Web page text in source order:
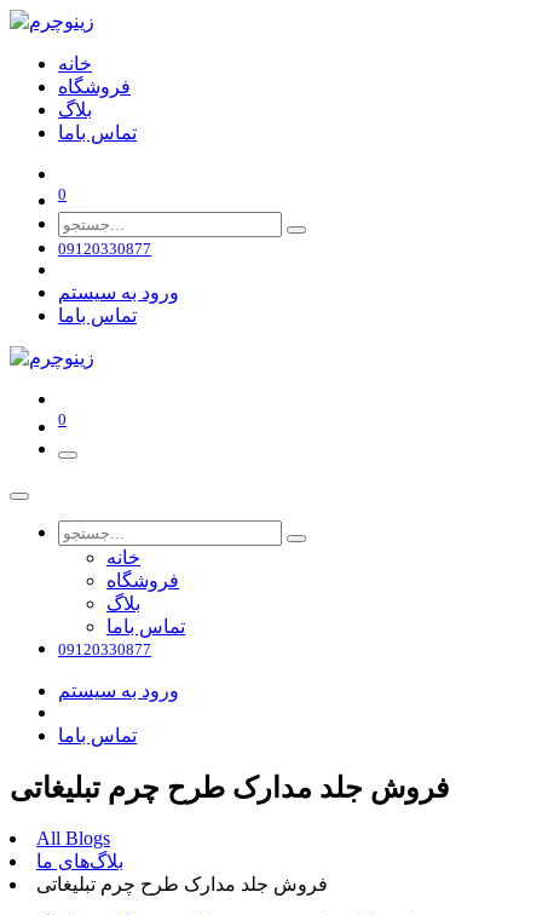
خانه
فروشگاه
بلاگ
تماس باما
0
09120330877
ورود به سیستم
تماس باما
0
خانه
فروشگاه
بلاگ
تماس باما
09120330877
ورود به سیستم
تماس باما
فروش جلد مدارک طرح چرم تبلیغاتی
All Blogs
بلاگ‌های ما
فروش جلد مدارک طرح چرم تبلیغاتی